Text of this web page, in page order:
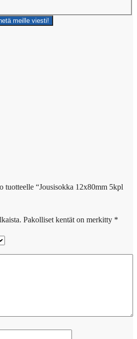
meille viesti!
tuotteelle “Jousisokka 12x80mm 5kpl
Pakolliset kentät on merkitty *